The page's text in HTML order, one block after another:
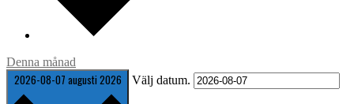
Denna månad
2026-08-07 augusti 2026 Välj datum.